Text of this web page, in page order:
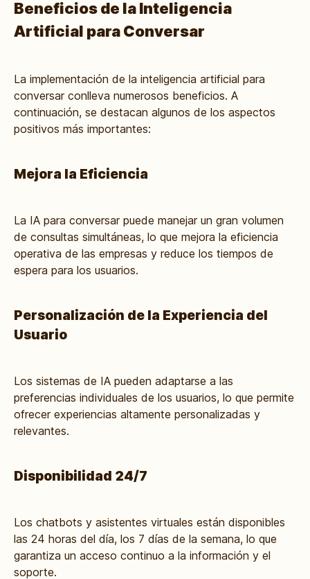
Beneficios de la Inteligencia
Artificial para Conversar
La implementación de la inteligencia artificial para
conversar conlleva numerosos beneficios. A
continuación, se destacan algunos de los aspectos
positivos más importantes:
Mejora la Eficiencia
La IA para conversar puede manejar un gran volumen
de consultas simultáneas, lo que mejora la eficiencia
operativa de las empresas y reduce los tiempos de
espera para los usuarios.
Personalización de la Experiencia del
Usuario
Los sistemas de IA pueden adaptarse a las
preferencias individuales de los usuarios, lo que permite
ofrecer experiencias altamente personalizadas y
relevantes.
Disponibilidad 24/7
Los chatbots y asistentes virtuales están disponibles
las 24 horas del día, los 7 días de la semana, lo que
garantiza un acceso continuo a la información y el
soporte.